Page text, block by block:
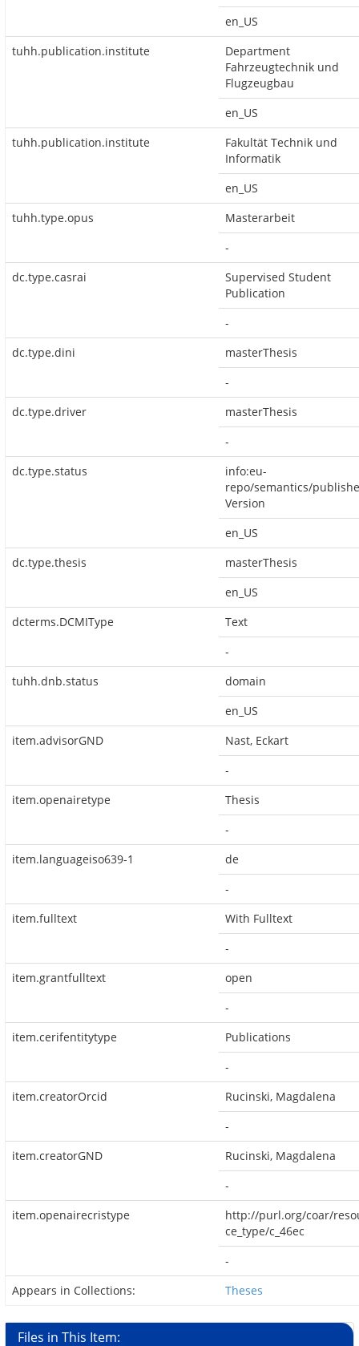
en_US
tuhh.publication.institute
Department
Fahrzeugtechnik und
Flugzeugbau
en_US
tuhh.publication.institute
Fakultät Technik und
Informatik
en_US
tuhh.type.opus
Masterarbeit
-
dc.type.casrai
Supervised Student
Publication
-
dc.type.dini
masterThesis
-
dc.type.driver
masterThesis
-
dc.type.status
info:eu-
repo/semantics/
Version
en_US
dc.type.thesis
masterThesis
en_US
dcterms.DCMIType
Text
-
tuhh.dnb.status
domain
en_US
item.advisorGND
Nast, Eckart
-
item.openairetype
Thesis
-
item.languageiso639-1
de
-
item.fulltext
With Fulltext
-
item.grantfulltext
open
-
item.cerifentitytype
Publications
-
item.creatorOrcid
Rucinski, Magdalena
-
item.creatorGND
Rucinski, Magdalena
-
item.openairecristype
http://purl.org/coar/
ce_type/c_46ec
-
Appears in Collections:
Theses
Files in This Item: